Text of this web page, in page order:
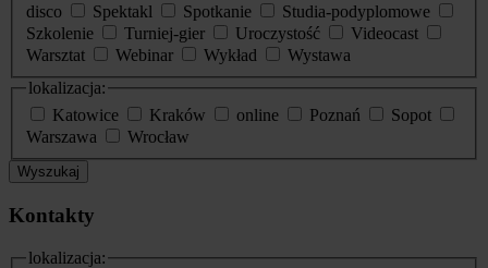
disco
Spektakl Spotkanie
Studia-podyplomowe
Szkolenie
Turniej-gier Uroczystość
Videocast
Warsztat
Webinar Wykład
Wystawa
lokalizacja:
Katowice
Kraków online Poznań
Sopot
Warszawa
Wrocław
Wyszukaj
Kontakty
lokalizacja: